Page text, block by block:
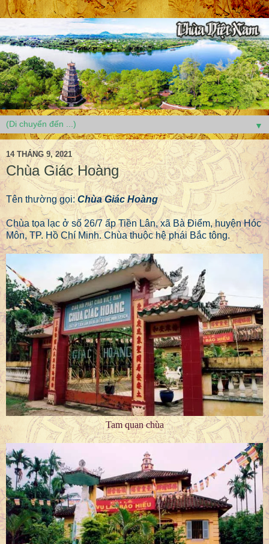
▼
14 THÁNG 9, 2021
Chùa Giác Hoàng
Tên thường gọi:Chùa Giác Hoàng
Chùa tọa lạc ở số 26/7 ấp Tiền Lân, xã Bà Điểm, huyện Hóc
Môn, TP. Hồ Chí Minh. Chùa thuộc hệ phái Bắc tông.
Tam quan chùa